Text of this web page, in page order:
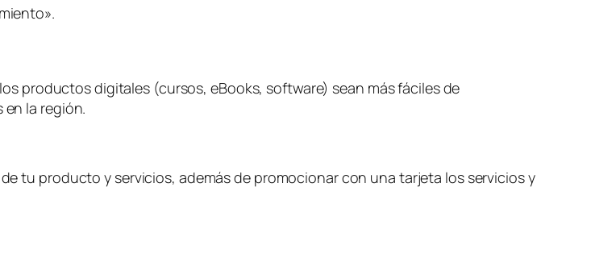
productos digitales (cursos, eBooks, software) sean más fáciles de
la región.
tu producto y servicios, además de promocionar con una tarjeta los servicios y